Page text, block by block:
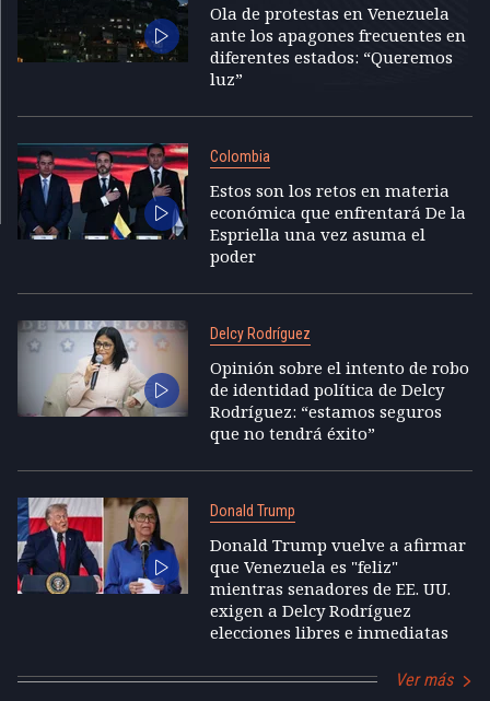
Ola de protestas en Venezuela
ante los apagones frecuentes en
diferentes estados: “Queremos
luz”
Colombia
Estos son los retos en materia
económica que enfrentará De la
Espriella una vez asuma el
poder
Delcy Rodríguez
Opinión sobre el intento de robo
de identidad política de Delcy
Rodríguez: “estamos seguros
que no tendrá éxito”
Donald Trump
Donald Trump vuelve a afirmar
que Venezuela es "feliz"
mientras senadores de EE. UU.
exigen a Delcy Rodríguez
elecciones libres e inmediatas
Ver más